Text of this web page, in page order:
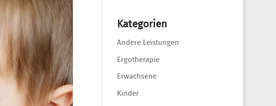
Kategorien
Andere Leistungen
Ergotherapie
Erwachsene
Kinder